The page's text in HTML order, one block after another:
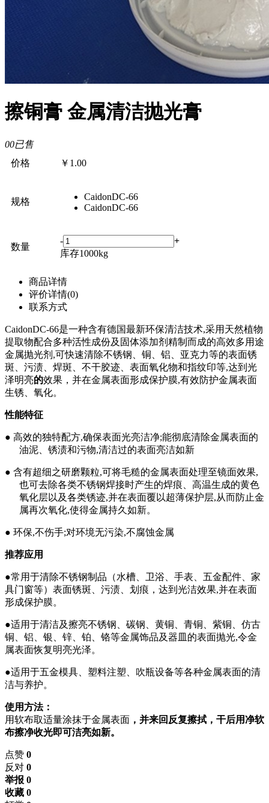
擦铜膏 金属清洁抛光膏
00已售
价格
￥ 1.00
规格
CaidonDC-66
CaidonDC-66
数量
-
+
库存1000kg
商品详情
评价详情(0)
联系方式
CaidonDC-66是一种含有德国最新环保清洁技术,采用天然植物
提取物配合多种活性成份及固体添加剂 精制而成的高效多用途
金属抛光剂 ,可快速清除不锈钢、铜、铝、亚克力等的表面锈
斑、污渍、 焊斑、 不干胶迹 表面氧化物和指纹印等,达到光
泽明亮的效果，并在金属表面形成保护膜,有效防护金属表面
生锈、氧化。
性能特征
● 高效的独特配方,确保表面光亮洁净;能彻底清除金属表面的
油泥、锈渍和污物,清洁过的表面亮洁如新
● 含有超细之研磨颗粒,可将毛糙的金属表面处理至镜面效果,
也可去除各类不锈钢焊接时产生的焊痕、高温生成的黄色
氧化层以及各类锈迹,并在表面覆以超薄保护层,从而防止金
属再次氧化,使得金属持久如新。
● 环保,不伤手;对环境无污染,不腐蚀金属
推荐应用
●常用于清除不锈钢制品（水槽、卫浴、手表、五金配件、家
具门窗等） 表面锈斑、污渍、划痕，达到光洁效果,并在表面
形成保护膜。
●适用于清洁及擦亮不锈钢、碳钢、黄铜、青铜、紫铜、仿古
铜、铝、银、锌、铂、铬等金属饰品及器皿的表面抛光,令金
属表面恢复明亮光泽。
●适用于五金模具、塑料注塑、吹瓶设备等各种金属表面的清
洁与养护。
使用方法：
用软布取适量涂抹于金属表面 ，并来回 反复擦拭， 干后用净软
布擦净收光即可洁亮如新。
点赞 0
反对 0
举报 0
收藏 0